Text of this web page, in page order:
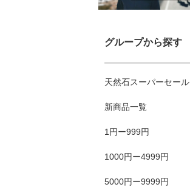
グループから探す
天然石スーパーセール
新商品一覧
1円ー999円
1000円ー4999円
5000円ー9999円